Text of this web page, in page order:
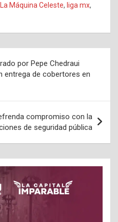
La Máquina Celeste, liga mx,
por Pepe Chedraui
entrega de cobertores en
compromiso con la
de seguridad pública